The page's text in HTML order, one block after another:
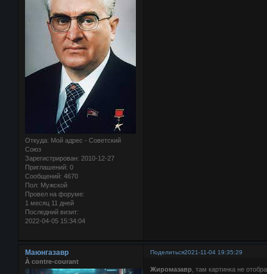
Откуда: Мой адрес - Советский
Союз
Зарегистрирован: 2010-12-27
Приглашений: 0
Сообщений: 4670
Пол: Мужской
Провел на форуме:
1 месяц 11 дней
Последний визит:
2022-04-05 15:34:04
Поделиться2021-11-04 19:35:29
Маюнгазавр
À contre-courant
Жиромазавр , там картинка не